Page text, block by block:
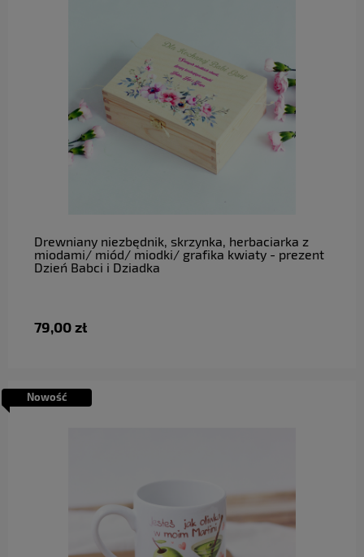
Drewniany niezbędnik, skrzynka, herbaciarka z
miodami/ miód/ miodki/ grafika kwiaty - prezent
Dzień Babci i Dziadka
79,00 zł
Nowość